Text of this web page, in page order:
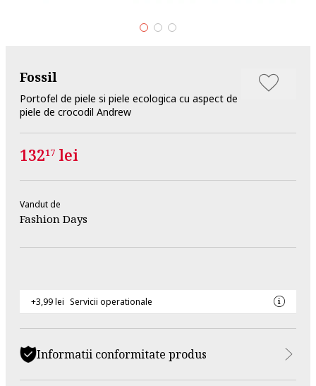
Fossil
Portofel de piele si piele ecologica cu aspect de
piele de crocodil Andrew
13217 lei
Vandut de
Fashion Days
+3,99 lei Servicii operationale
Informatii conformitate produs